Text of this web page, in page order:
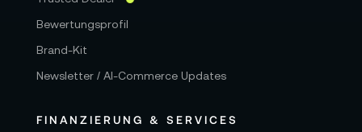
Bewertungsprofil
Brand-Kit
Newsletter / AI-Commerce Updates
FINANZIERUNG & SERVICES